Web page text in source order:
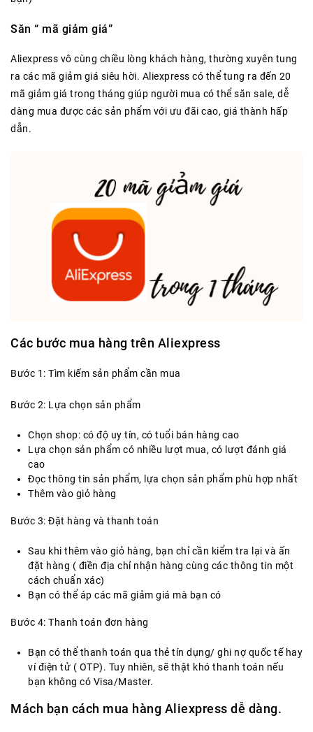
Săn “ mã giảm giá”
Aliexpress vô cùng chiều lòng khách hàng, thường xuyên tung
ra các mã giảm giá siêu hời. Aliexpress có thể tung ra đến 20
mã giảm giá trong tháng giúp người mua có thể săn sale, dễ
dàng mua được các sản phẩm với ưu đãi cao, giá thành hấp
dẫn.
Các bước mua hàng trên Aliexpress
Bước 1: Tìm kiếm sản phẩm cần mua
Bước 2: Lựa chọn sản phẩm
Chọn shop: có độ uy tín, có tuổi bán hàng cao
Lựa chọn sản phẩm có nhiều lượt mua, có lượt đánh giá
cao
Đọc thông tin sản phẩm, lựa chọn sản phẩm phù hợp nhất
Thêm vào giỏ hàng
Bước 3: Đặt hàng và thanh toán
Sau khi thêm vào giỏ hàng, bạn chỉ cần kiểm tra lại và ấn
đặt hàng ( điền địa chỉ nhận hàng cùng các thông tin một
cách chuẩn xác)
Bạn có thể áp các mã giảm giá mà bạn có
Bước 4: Thanh toán đơn hàng
Bạn có thể thanh toán qua thẻ tín dụng/ ghi nợ quốc tế hay
ví điện tử ( OTP). Tuy nhiên, sẽ thật khó thanh toán nếu
bạn không có Visa/Master.
Mách bạn cách mua hàng Aliexpress dễ dàng.